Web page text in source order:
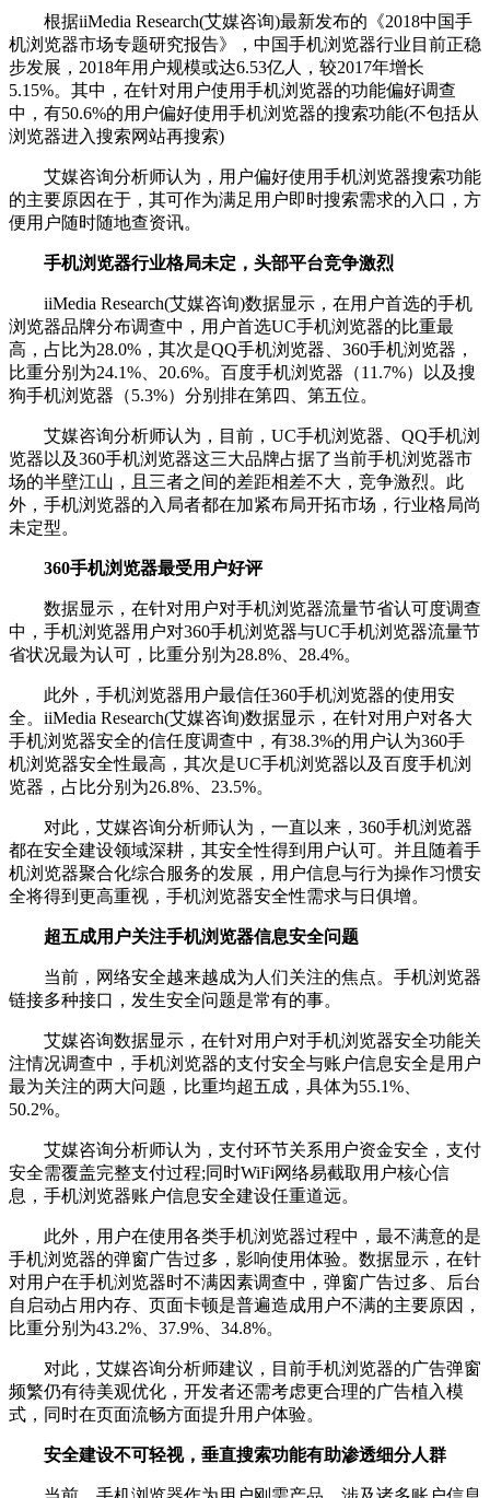
根据iiMedia Research(艾媒咨询)最新发布的《2018中国手
机浏览器市场专题研究报告》，中国手机浏览器行业目前正稳
步发展，2018年用户规模或达6.53亿人，较2017年增长
5.15%。其中，在针对用户使用手机浏览器的功能偏好调查
中，有50.6%的用户偏好使用手机浏览器的搜索功能(不包括从
浏览器进入搜索网站再搜索)
艾媒咨询分析师认为，用户偏好使用手机浏览器搜索功能
的主要原因在于，其可作为满足用户即时搜索需求的入口，方
便用户随时随地查资讯。
手机浏览器行业格局未定，头部平台竞争激烈
iiMedia Research(艾媒咨询)数据显示，在用户首选的手机
浏览器品牌分布调查中，用户首选UC手机浏览器的比重最
高，占比为28.0%，其次是QQ手机浏览器、360手机浏览器，
比重分别为24.1%、20.6%。百度手机浏览器（11.7%）以及搜
狗手机浏览器（5.3%）分别排在第四、第五位。
艾媒咨询分析师认为，目前，UC手机浏览器、QQ手机浏
览器以及360手机浏览器这三大品牌占据了当前手机浏览器市
场的半壁江山，且三者之间的差距相差不大，竞争激烈。此
外，手机浏览器的入局者都在加紧布局开拓市场，行业格局尚
未定型。
360手机浏览器最受用户好评
数据显示，在针对用户对手机浏览器流量节省认可度调查
中，手机浏览器用户对360手机浏览器与UC手机浏览器流量节
省状况最为认可，比重分别为28.8%、28.4%。
此外，手机浏览器用户最信任360手机浏览器的使用安
全。iiMedia Research(艾媒咨询)数据显示，在针对用户对各大
手机浏览器安全的信任度调查中，有38.3%的用户认为360手
机浏览器安全性最高，其次是UC手机浏览器以及百度手机浏
览器，占比分别为26.8%、23.5%。
对此，艾媒咨询分析师认为，一直以来，360手机浏览器
都在安全建设领域深耕，其安全性得到用户认可。并且随着手
机浏览器聚合化综合服务的发展，用户信息与行为操作习惯安
全将得到更高重视，手机浏览器安全性需求与日俱增。
超五成用户关注手机浏览器信息安全问题
当前，网络安全越来越成为人们关注的焦点。手机浏览器
链接多种接口，发生安全问题是常有的事。
艾媒咨询数据显示，在针对用户对手机浏览器安全功能关
注情况调查中，手机浏览器的支付安全与账户信息安全是用户
最为关注的两大问题，比重均超五成，具体为55.1%、
50.2%。
艾媒咨询分析师认为，支付环节关系用户资金安全，支付
安全需覆盖完整支付过程;同时WiFi网络易截取用户核心信
息，手机浏览器账户信息安全建设任重道远。
此外，用户在使用各类手机浏览器过程中，最不满意的是
手机浏览器的弹窗广告过多，影响使用体验。数据显示，在针
对用户在手机浏览器时不满因素调查中，弹窗广告过多、后台
自启动占用内存、页面卡顿是普遍造成用户不满的主要原因，
比重分别为43.2%、37.9%、34.8%。
对此，艾媒咨询分析师建议，目前手机浏览器的广告弹窗
频繁仍有待美观优化，开发者还需考虑更合理的广告植入模
式，同时在页面流畅方面提升用户体验。
安全建设不可轻视，垂直搜索功能有助渗透细分人群